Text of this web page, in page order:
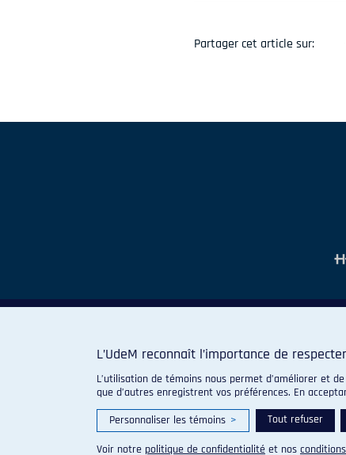
Partager cet article sur:
L’UdeM reconnaît l’importance de
L’utilisation de témoins nous permet d’améliorer et
que d’autres enregistrent vos préférences. En
Personnaliser les témoins > Tout refuser
Voir notre politique de confidentialité et nos